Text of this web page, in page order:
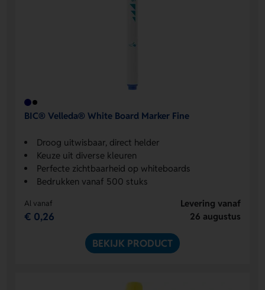
BIC® Velleda® White Board Marker Fine
Droog uitwisbaar, direct helder
Keuze uit diverse kleuren
Perfecte zichtbaarheid op whiteboards
Bedrukken vanaf 500 stuks
Al vanaf
€ 0,26
Levering vanaf
26 augustus
BEKIJK PRODUCT